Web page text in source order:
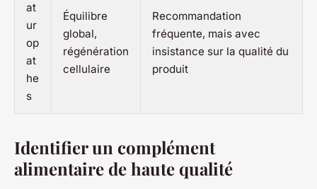
at
ur
op
at
he
s
Équilibre
global,
régénération
cellulaire
Recommandation
fréquente, mais avec
insistance sur la qualité du
produit
Identifier un complément
alimentaire de haute qualité